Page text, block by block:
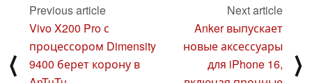
2024
⟨
Previous article
Vivo X200 Pro с
процессором Dimensity
9400 берет корону в
Next article
Anker выпускает
новые аксессуары
для iPhone 16,
⟩